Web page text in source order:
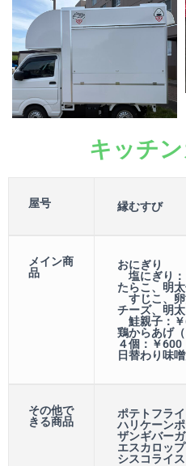
キッチ
屋号 縁むすび
メイン商
品
おにぎり
塩にぎり
たらこ、明
すじこ、卵
チーズ、明
鮭親子：
鶏からあげ
４個：￥
日替わり味
その他で
きる商品
ポテトフラ
ハリケーン
ザンギバー
エスカロッ
シスコライ